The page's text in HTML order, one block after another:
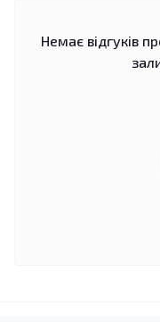
Немає відгуків